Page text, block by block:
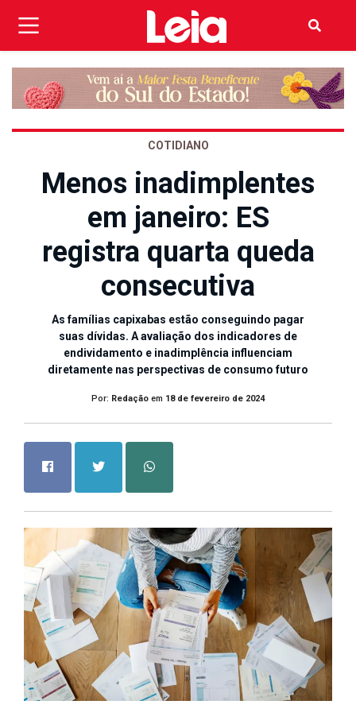
COTIDIANO
Menos inadimplentes
em janeiro: ES
registra quarta queda
consecutiva
As famílias capixabas estão conseguindo pagar
suas dívidas. A avaliação dos indicadores de
endividamento e inadimplência influenciam
diretamente nas perspectivas de consumo futuro
Por: Redação em 18 de fevereiro de 2024